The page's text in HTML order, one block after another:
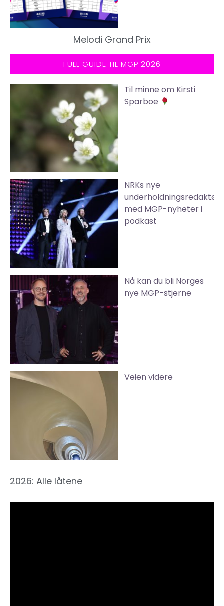
Melodi Grand Prix
FULL GUIDE TIL MGP 2026
Til minne om Kirsti
Sparboe
NRKs nye
underholdningsredaktør
med MGP-nyheter i
podkast
Nå kan du bli Norges
nye MGP-stjerne
Veien videre
2026: Alle låtene